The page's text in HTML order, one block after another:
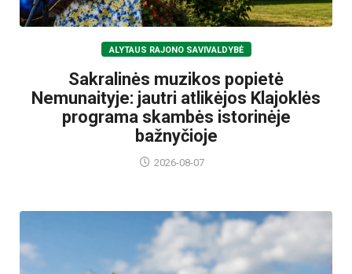
ALYTAUS RAJONO SAVIVALDYBĖ
Sakralinės muzikos popietė
Nemunaityje: jautri atlikėjos Klajoklės
programa skambės istorinėje
bažnyčioje
2026-08-07